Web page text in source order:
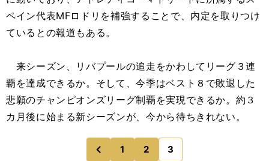
ペイン代表MFロドリを補強することで、内定を取りつけ
ているとの報道もある。
来シーズン、リバプールの追走をかわしてリーグ３連
覇を達成できるか。そして、今季はベスト８で敗退した
悲願のチャンピオンズリーグ制覇を実現できるか。約３
カ月後に始まる新シーズンが、今から待ちきれない。
前
のページへ
1 2 3